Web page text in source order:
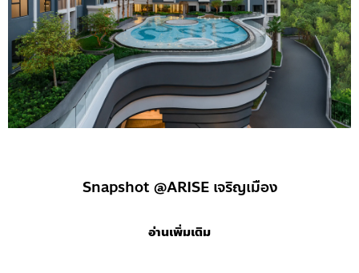
Snapshot @ARISE เจริญเมือง
อ่านเพิ่มเติม